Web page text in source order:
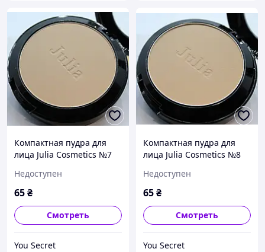
Компактная пудра для
лица Julia Cosmetics №7
Недоступен
65₴
Смотреть
You Secret
Компактная пудра для
лица Julia Cosmetics №8
Недоступен
65₴
Смотреть
You Secret